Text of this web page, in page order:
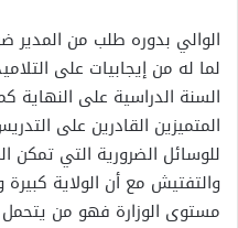
الوالي بدوره طلب من المدير
لما له من إيجابيات على
السنة الدراسية على النهاية
المتميزين القادرين على
للوسائل الضرورية التي تمكن
والتفتيش مع أن الولاية كبيرة
مستوى الوزارة فهو من